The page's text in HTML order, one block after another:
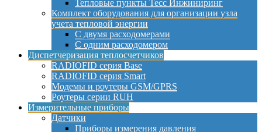
Тепловые пункты Тесс Инжиниринг
Комплект оборудования для организации узла
учета тепловой энергии
С двумя расходомерами
С одним расходомером
Диспетчеризация теплосчетчиков
RADIOFID серия Base
RADIOFID серия Smart
Модемы и роутеры GSM/GPRS
Роутеры серии RUH
Измерительные приборы
Датчики
Приборы измерения давления